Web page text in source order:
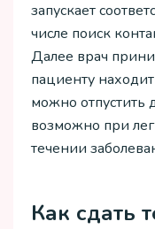
запускает
числе поиск
Далее врач
пациенту
можно отпустить
возможно при
течении
Как сдать